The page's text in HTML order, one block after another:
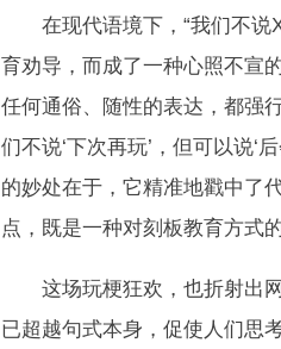
在现代语境下，“我们不说X
育劝导，而成了一种心照不宣
任何通俗、随性的表达，都强
们不说‘下次再玩’，但可以说‘
的妙处在于，它精准地戳中了
点，既是一种对刻板教育方式
这场玩梗狂欢，也折射出网
已超越句式本身，促使人们思